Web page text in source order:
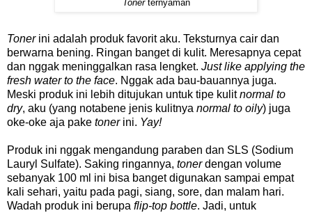
Toner ternyaman
Toner ini adalah produk favorit aku. Teksturnya cair dan
berwarna bening. Ringan banget di kulit. Meresapnya cepat
dan nggak meninggalkan rasa lengket. Just like applying the
fresh water to the face. Nggak ada bau-bauannya juga.
Meski produk ini lebih ditujukan untuk tipe kulitnormal to
dry, aku (yang notabene jenis kulitnya normal to oily) juga
oke-oke aja pake toner ini. Yay!
Produk ini nggak mengandung paraben dan SLS (Sodium
Lauryl Sulfate). Saking ringannya, tonerdengan volume
sebanyak 100 ml ini bisa banget digunakan sampai empat
kali sehari, yaitu pada pagi, siang, sore, dan malam hari.
Wadah produk ini berupa flip-top bottle. Jadi, untuk